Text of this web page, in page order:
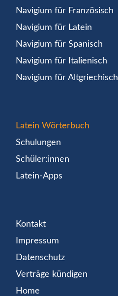
Navigium für Französisch
Navigium für Latein
Navigium für Spanisch
Navigium für Italienisch
Navigium für Altgriechisch
Latein Wörterbuch
Schulungen
Schüler:innen
Latein-Apps
Kontakt
Impressum
Datenschutz
Verträge kündigen
Home